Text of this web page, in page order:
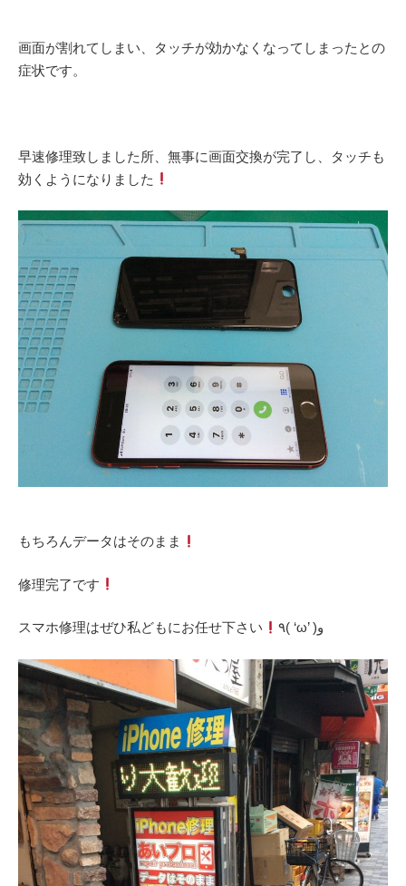
画面が割れてしまい、タッチが効かなくなってしまったとの
症状です。
早速修理致しました所、無事に画面交換が完了し、タッチも
効くようになりました
‎もちろんデータはそのまま
‎修理完了です
‎スマホ修理はぜひ私どもにお任せ下さい ٩( ‘ω’ )و